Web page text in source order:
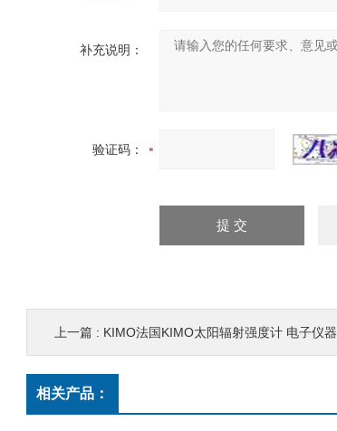
补充说明：
验证码：
上一篇 : KIMO法国KIMO太阳辐射强度计 电子仪器仪表
相关产品：